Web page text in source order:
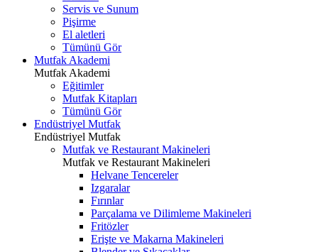
Servis ve Sunum
Pişirme
El aletleri
Tümünü Gör
Mutfak Akademi
Mutfak Akademi
Eğitimler
Mutfak Kitapları
Tümünü Gör
Endüstriyel Mutfak
Endüstriyel Mutfak
Mutfak ve Restaurant Makineleri
Mutfak ve Restaurant Makineleri
Helvane Tencereler
Izgaralar
Fırınlar
Parçalama ve Dilimleme Makineleri
Fritözler
Erişte ve Makarna Makineleri